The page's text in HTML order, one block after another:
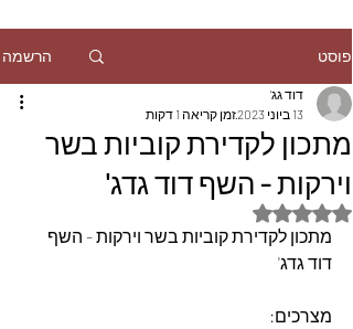
פוסט הרשמה
מתכון לקדירת קוביות בשר
וירקות - השף דוד גדג'
דוד גג'
13 ביוני 2023
זמן קריאה 1 דקות
דירוג של NaN מתוך 5 כוכבים
מתכון לקדירת קוביות בשר וירקות - השף
דוד גדג'
מצרכים: